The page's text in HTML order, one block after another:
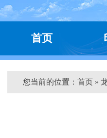
首页
您当前的位置： 首页 »